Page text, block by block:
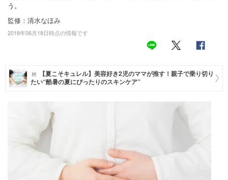
お仕事
トレンド・イベント
う。
監修：清水なほみ
2018年06月18日時点の情報です
【夏こそキュレル】美容好き2児のママが推す！親子で乗り切り
たい“酷暑の夏にぴったりのスキンケア”